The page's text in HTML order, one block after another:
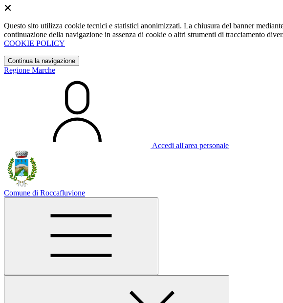
Questo sito utilizza cookie tecnici e statistici anonimizzati. La chiusura del banner
continuazione della navigazione in assenza di cookie o altri strumenti di tracciamento
COOKIE POLICY
Continua la navigazione
Regione Marche
Accedi all'area personale
Comune di Roccafluvione